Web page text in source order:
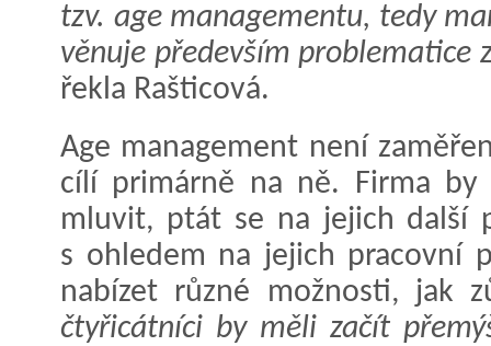
tzv. age managementu, tedy
věnuje především problematice
řekla Rašticová.
Age management není
cílí primárně na ně. Firma by
mluvit, ptát se na jejich další
s ohledem na jejich pracovní
nabízet různé možnosti, jak
čtyřicátníci by měli začít